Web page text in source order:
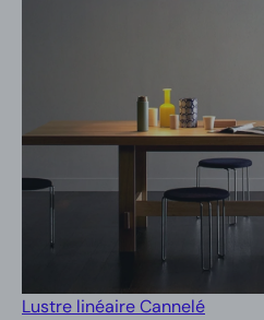
Lustre linéaire Cannelé